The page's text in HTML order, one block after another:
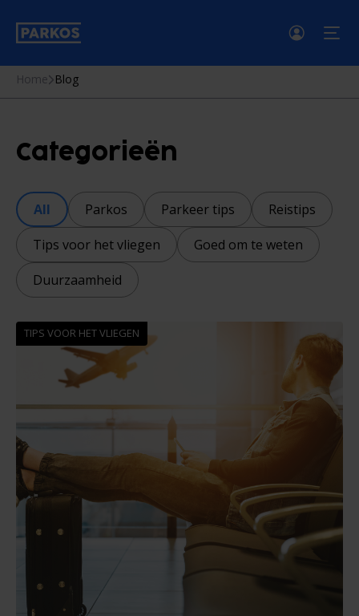
Home Blog
Categorieën
All Parkos Parkeer tips
Reistips
Tips voor het vliegen
Goed om te weten
Duurzaamheid
TIPS VOOR HET VLIEGEN